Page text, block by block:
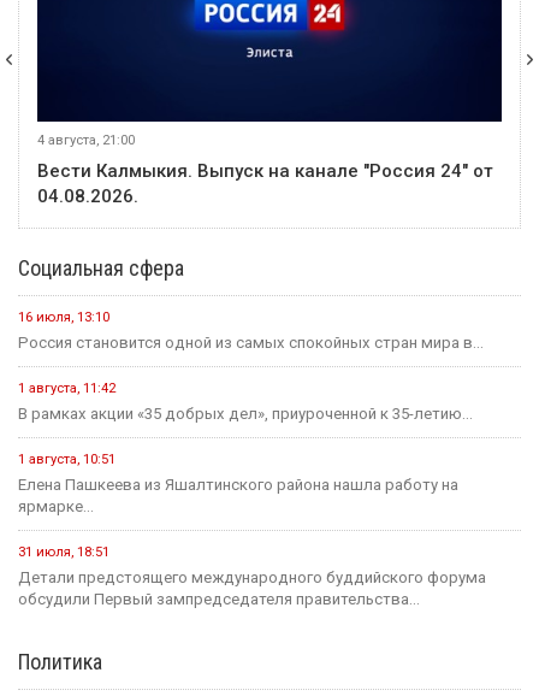
4 августа, 21:00
Вести Калмыкия. Выпуск на канале "Россия 24" от
04.08.2026.
Социальная сфера
16 июля, 13:10
Россия становится одной из самых спокойных стран мира в...
1 августа, 11:42
В рамках акции «35 добрых дел», приуроченной к 35-летию...
1 августа, 10:51
Елена Пашкеева из Яшалтинского района нашла работу на
ярмарке...
31 июля, 18:51
Детали предстоящего международного буддийского форума
обсудили Первый зампредседателя правительства...
Политика